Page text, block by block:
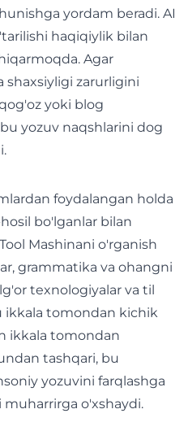
yordam beradi. AI
haqiqiylik bilan
Agar
zarurligini
yoki blog
yozuv naqshlarini dog
foydalangan holda
bo'lganlar bilan
Mashinani o'rganish
grammatika va ohangni
texnologiyalar va til
ikkala tomondan kichik
ikkala tomondan
tashqari, bu
yozuvini farqlashga
o'xshaydi.